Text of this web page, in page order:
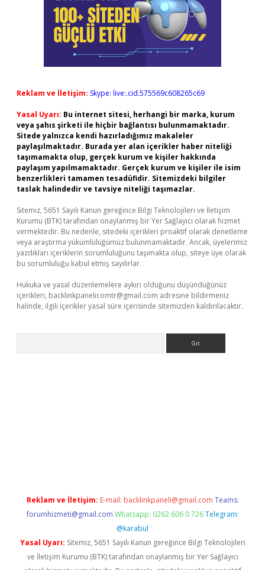
Reklam ve İletişim: Skype: live:.cid.575569c608265c69
Yasal Uyarı: Bu internet sitesi, herhangi bir marka, kurum
veya şahıs şirketi ile hiçbir bağlantısı bulunmamaktadır.
Sitede yalnızca kendi hazırladığımız makaleler
paylaşılmaktadır. Burada yer alan içerikler haber niteliği
taşımamakta olup, gerçek kurum ve kişiler hakkında
paylaşım yapılmamaktadır. Gerçek kurum ve kişiler ile isim
benzerlikleri tamamen tesadüfidir. Sitemizdeki bilgiler
taslak halindedir ve tavsiye niteliği taşımazlar.
Sitemiz, 5651 Sayılı Kanun gereğince Bilgi Teknolojileri ve İletişim
Kurumu (BTK) tarafından onaylanmış bir Yer Sağlayıcı olarak hizmet
vermektedir. Bu nedenle, sitedeki içerikleri proaktif olarak denetleme
veya araştırma yükümlülüğümüz bulunmamaktadır. Ancak, üyelerimiz
yazdıkları içeriklerin sorumluluğunu taşımakta olup, siteye üye olarak
bu sorumluluğu kabul etmiş sayılırlar.
Hukuka ve yasal düzenlemelere aykırı olduğunu düşündüğünüz
içerikleri, backlinkpanelicomtr@gmail.com adresine bildirmeniz
halinde, ilgili içerikler yasal süre içerisinde sitemizden kaldırılacaktır.
Reklam ve İletişim: E-mail: backlinkpaneli@gmail.com Teams:
forumhizmeti@gmail.com Whatsapp: 0262 606 0 726 Telegram:
@karabul
Yasal Uyarı: Sitemiz, 5651 Sayılı Kanun gereğince Bilgi Teknolojileri
ve İletişim Kurumu (BTK) tarafından onaylanmış bir Yer Sağlayıcı